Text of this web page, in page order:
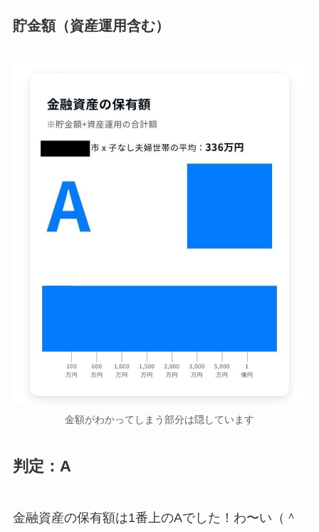
貯金額（資産運用含む）
金額がわかってしまう部分は隠しています
判定：A
金融資産の保有額は1番上のAでした！わ〜い（＾